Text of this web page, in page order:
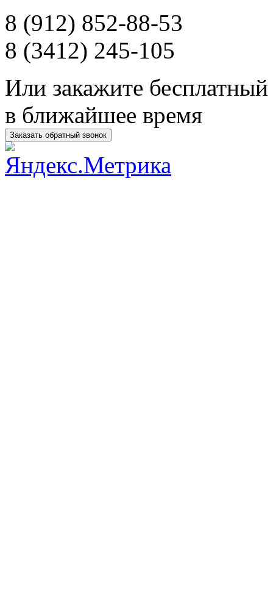
8 (912) 852-88-53
8 (3412) 245-105
Или закажите
в ближайшее время
Заказать обратный звонок